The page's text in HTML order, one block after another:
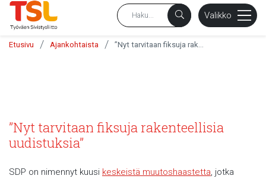
Valikko
Etusivu / Ajankohtaista /
”Nyt tarvitaan fiksuja rakenteellisia
uudistuksia”
SDP on nimennyt kuusi keskeistä muutoshaastetta, jotka